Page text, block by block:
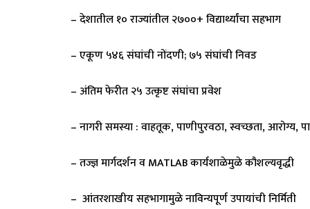
– देशातील १० राज्यांतील २७००+ विद्यार्थ्यांचा सहभाग
– एकूण ५४६ संघांची नोंदणी; ७५ संघांची निवड
– अंतिम फेरीत २५ उत्कृष्ट संघांचा प्रवेश
– नागरी समस्या : वाहतूक, पाणीपुरवठा, स्वच्छता, आरोग्य,
– तज्ज्ञ मार्गदर्शन व MATLAB कार्यशाळेमुळे कौशल्यवृद्धी
– आंतरशाखीय सहभागामुळे नाविन्यपूर्ण उपायांची निर्मिती